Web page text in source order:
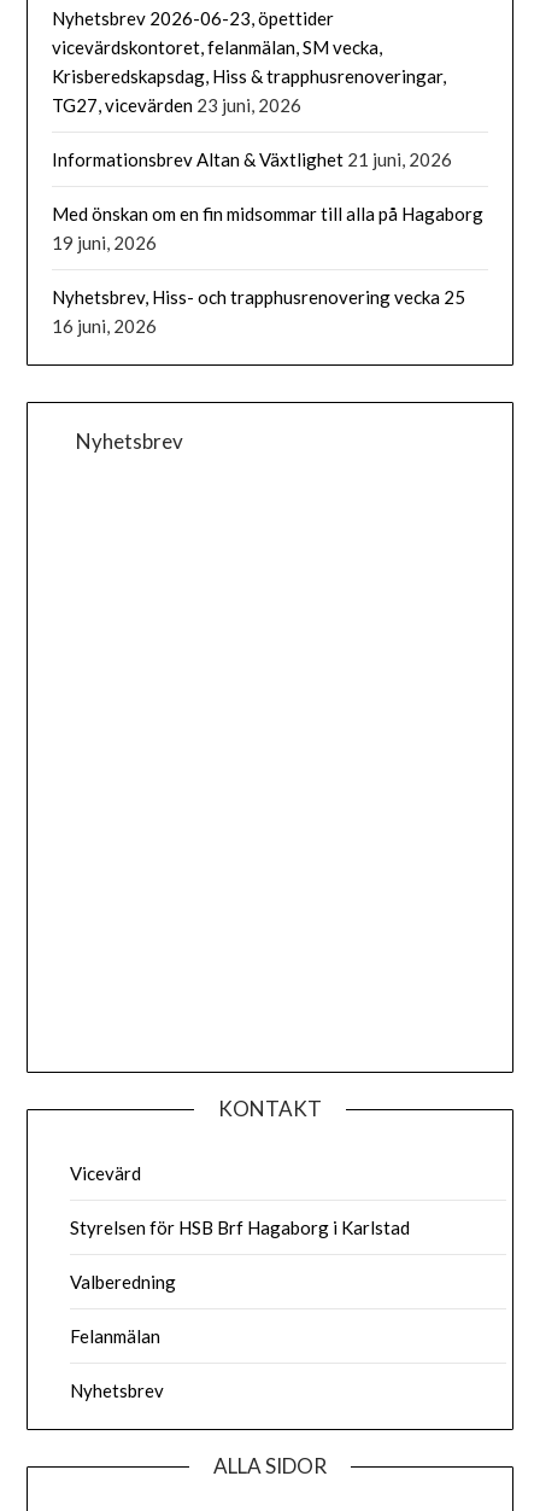
Nyhetsbrev 2026-06-23, öpettider
vicevärdskontoret, felanmälan, SM vecka,
Krisberedskapsdag, Hiss & trapphusrenoveringar,
TG27, vicevärden 23 juni, 2026
Informationsbrev Altan & Växtlighet 21 juni, 2026
Med önskan om en fin midsommar till alla på Hagaborg
19 juni, 2026
Nyhetsbrev, Hiss- och trapphusrenovering vecka 25
16 juni, 2026
Nyhetsbrev
KONTAKT
Vicevärd
Styrelsen för HSB Brf Hagaborg i Karlstad
Valberedning
Felanmälan
Nyhetsbrev
ALLA SIDOR